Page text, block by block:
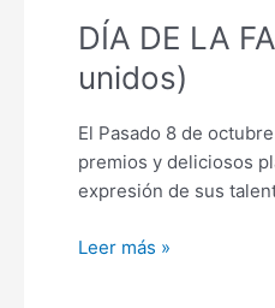
DÍA DE LA
unidos)
El Pasado 8 de
premios y deliciosos
expresión de sus
LA
FAMILIA
EN
ASOCIACIÓN
LIGA
DE
Leer más »